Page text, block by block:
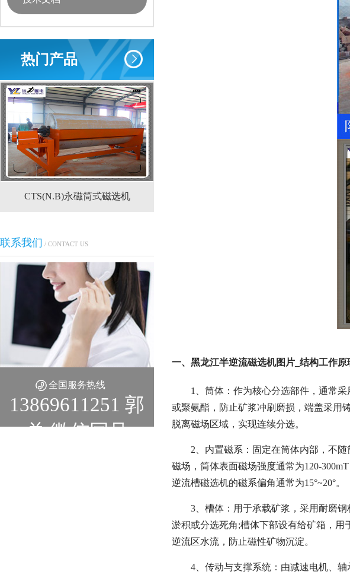
热门产品
稀土永磁辊式强磁选机
联系我们 / CONTACT US
全国服务热线
13869611251 郭
总 微信同号
一、黑龙江半逆流磁选机图片_结构工作
1、筒体：作为核心分选部件，通常
或聚氨酯，防止矿浆冲刷磨损，端盖采用
脱离磁场区域，实现连续分选。
2、内置磁系：固定在筒体内部，不
磁场，筒体表面磁场强度通常为120-
逆流槽磁选机的磁系偏角通常为15°~20°。
3、槽体：用于承载矿浆，采用耐磨
淤积或分选死角;槽体下部设有给矿箱，
逆流区水流，防止磁性矿物沉淀。
4、传动与支撑系统：由减速电机、